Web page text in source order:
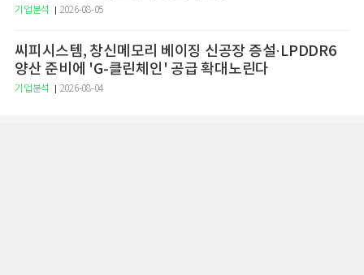
기업분석 2026-08-05
씨피시스템, 창신메모리 베이징 신공장 증설·LPDDR6
양산 준비에 'G-클린체인' 공급 확대노린다
기업분석 2026-08-04